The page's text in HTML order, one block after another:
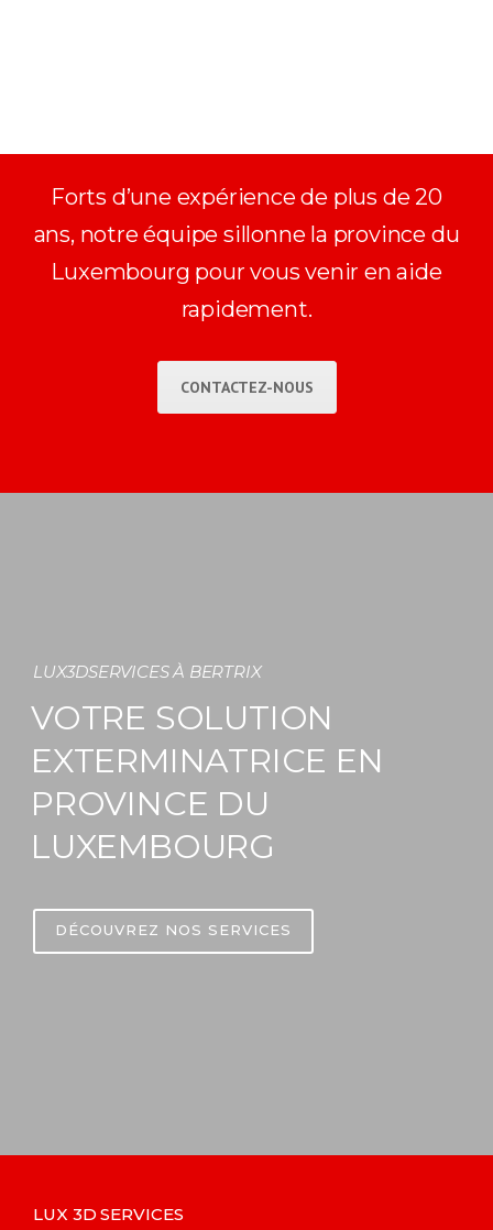
Forts d’une expérience de plus de 20
ans, notre équipe sillonne la province du
Luxembourg pour vous venir en aide
rapidement.
CONTACTEZ-NOUS
LUX3DSERVICES À BERTRIX
VOTRE SOLUTION
EXTERMINATRICE EN
PROVINCE DU
LUXEMBOURG
DÉCOUVREZ NOS SERVICES
LUX 3D SERVICES